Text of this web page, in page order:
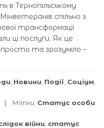
в Тернопільському
спільно з
трансформації
ці послуги. Як це
та зрозуміло –
Новини Події Соціум
Мітки: Статус особи
війни статус